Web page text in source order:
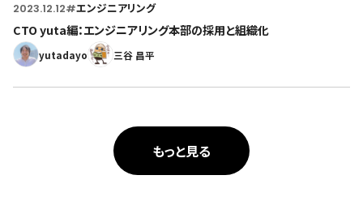
2023.12.12#エンジニアリング
CTO yuta編：エンジニアリング本部の採用と組織化
yutadayo 三谷 昌平
もっと見る